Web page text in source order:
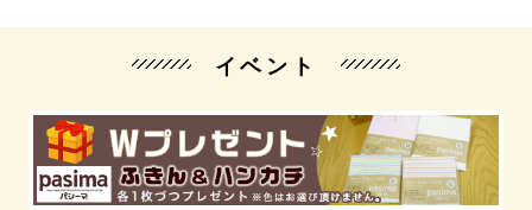
イベント